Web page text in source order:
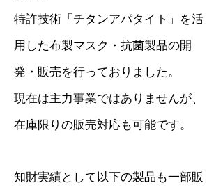
特許技術「チタンアパタイト」を活
用した布製マスク・抗菌製品の開
発・販売を行っておりました。
現在は主力事業ではありませんが、
在庫限りの販売対応も可能です。
知財実績として以下の製品も一部販